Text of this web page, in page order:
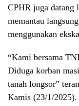
CPHR juga datang
memantau
menggunakan
“Kami bersama
Diduga korban
tanah longsor”
Kamis (23/1/2025).